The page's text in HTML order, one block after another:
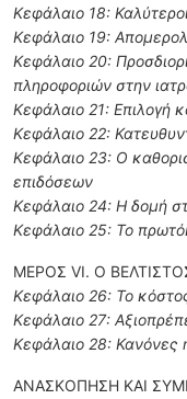
Κεφάλαιο 18:
Κεφάλαιο 19:
Κεφάλαιο 20:
πληροφοριών στην
Κεφάλαιο 21: Επιλογή
Κεφάλαιο 22:
Κεφάλαιο 23: Ο
επιδόσεων
Κεφάλαιο 24: Η δομή
Κεφάλαιο 25: Το
ΜΕΡΟΣ VI. Ο
Κεφάλαιο 26: Το
Κεφάλαιο 27:
Κεφάλαιο 28: Κανόνες
ΑΝΑΣΚΟΠΗΣΗ ΚΑΙ